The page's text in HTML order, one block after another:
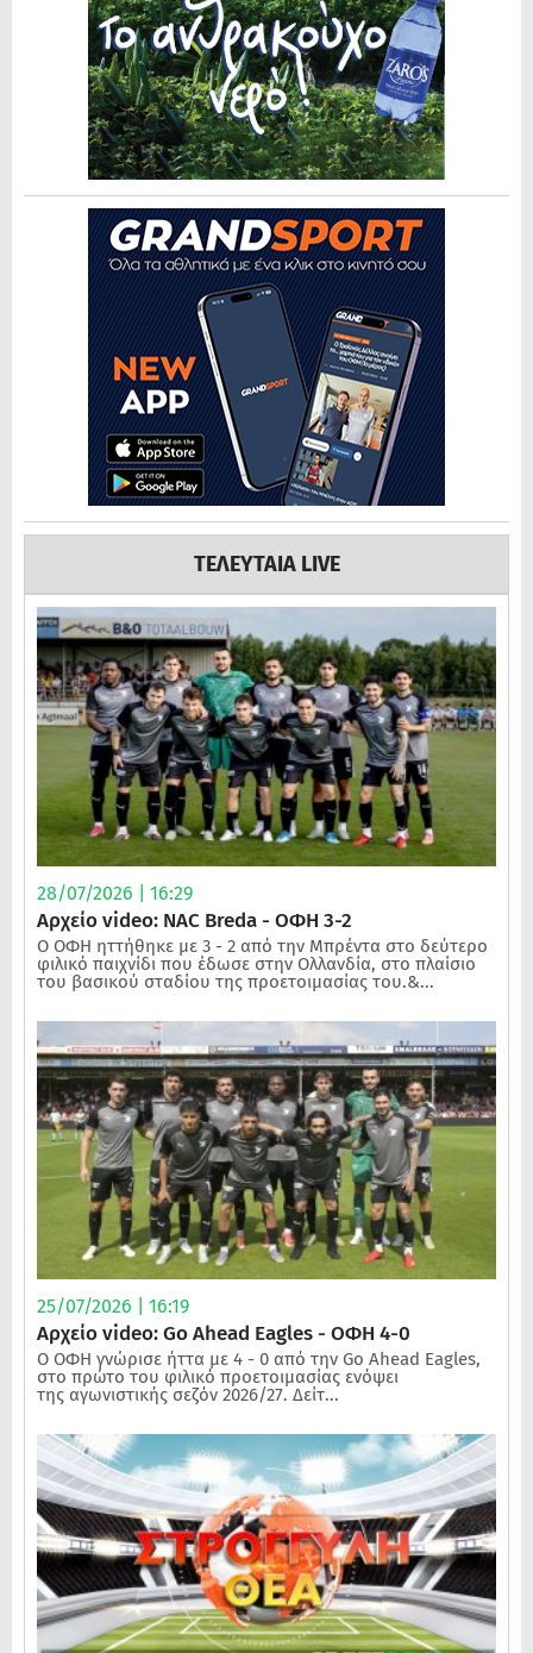
ΤΕΛΕΥΤΑΙΑ LIVE
28/07/2026 | 16:29
Αρχείο video: NAC Breda - ΟΦΗ 3-2
Ο ΟΦΗ ηττήθηκε με 3 - 2 από την Μπρέντα στο δεύτερο
φιλικό παιχνίδι που έδωσε στην Ολλανδία, στο πλαίσιο
του βασικού σταδίου της προετοιμασίας του.&...
25/07/2026 | 16:19
Αρχείο video: Go Ahead Eagles - ΟΦΗ 4-0
Ο ΟΦΗ γνώρισε ήττα με 4 - 0 από την Go Ahead Eagles,
στο πρώτο του φιλικό προετοιμασίας ενόψει
της αγωνιστικής σεζόν 2026/27. Δείτ...